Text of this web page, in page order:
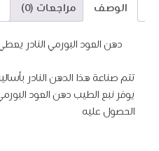
الوصف مراجعات (0)
دهن العود البورمي النادر
تتم صناعة هذا الدهن النادر
يوفر نبع الطيب دهن العود
الحصول عليه